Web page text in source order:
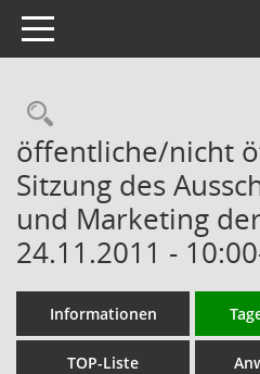
Toggle navigation
Rechercheauswahl
öffentliche/nicht
Sitzung des
und Marketing der
24.11.2011 -
Informationen
TOP-Liste